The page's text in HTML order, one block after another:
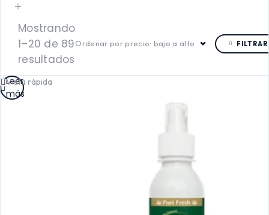
Mostrando
1–20 de 89
resultados
Ordenar por precio: bajo a alto FILTRAR
Vista rápida
Leer
más